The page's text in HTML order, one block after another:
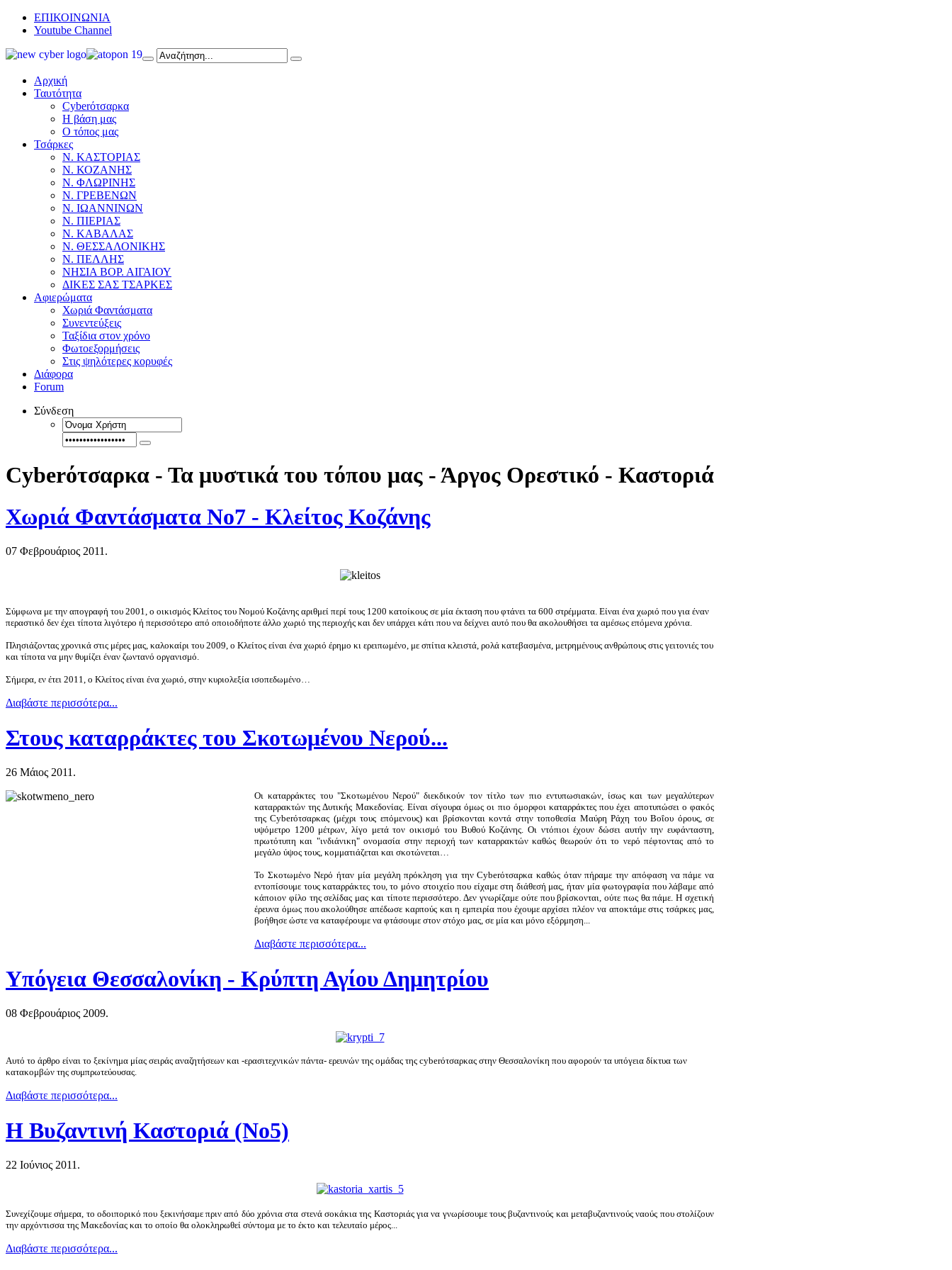
ΕΠΙΚΟΙΝΩΝΙΑ
Youtube Channel
Αρχική
Ταυτότητα
Cyberότσαρκα
Η βάση μας
Ο τόπος μας
Τσάρκες
Ν. ΚΑΣΤΟΡΙΑΣ
Ν. ΚΟΖΑΝΗΣ
Ν. ΦΛΩΡΙΝΗΣ
Ν. ΓΡΕΒΕΝΩΝ
Ν. ΙΩΑΝΝΙΝΩΝ
Ν. ΠΙΕΡΙΑΣ
Ν. ΚΑΒΑΛΑΣ
Ν. ΘΕΣΣΑΛΟΝΙΚΗΣ
Ν. ΠΕΛΛΗΣ
ΝΗΣΙΑ ΒΟΡ. ΑΙΓΑΙΟΥ
ΔΙΚΕΣ ΣΑΣ ΤΣΑΡΚΕΣ
Αφιερώματα
Χωριά Φαντάσματα
Συνεντεύξεις
Ταξίδια στον χρόνο
Φωτοεξορμήσεις
Στις ψηλότερες κορυφές
Διάφορα
Forum
Σύνδεση
Cyberότσαρκα - Τα μυστικά του τόπου μας - Άργος Ορεστικό - Καστοριά
Χωριά Φαντάσματα Νο7 - Κλείτος Κοζάνης
07 Φεβρουάριος 2011.
Σύμφωνα με την απογραφή του 2001, ο οικισμός Κλείτος του Νομού Κοζάνης αριθμεί περί τους 1200 κατοίκους σε μία έκταση που φτάνει τα 600 στρέμματα. Είναι ένα χωριό που για έναν
περαστικό δεν έχει τίποτα λιγότερο ή περισσότερο από οποιοδήποτε άλλο χωριό της περιοχής και δεν υπάρχει κάτι που να δείχνει αυτό που θα ακολουθήσει τα αμέσως επόμενα χρόνια.
Πλησιάζοντας χρονικά στις μέρες μας, καλοκαίρι του 2009, ο Κλείτος είναι ένα χωριό έρημο κι ερειπωμένο, με σπίτια κλειστά, ρολά κατεβασμένα, μετρημένους ανθρώπους στις γειτονιές του
και τίποτα να μην θυμίζει έναν ζωντανό οργανισμό.
Σήμερα, εν έτει 2011, ο Κλείτος είναι ένα χωριό, στην κυριολεξία ισοπεδωμένο…
Διαβάστε περισσότερα...
Στους καταρράκτες του Σκοτωμένου Νερού...
26 Μάιος 2011.
Οι καταρράκτες του "Σκοτωμένου Νερού" διεκδικούν τον τίτλο των πιο εντυπωσιακών, ίσως και των μεγαλύτερων
καταρρακτών της Δυτικής Μακεδονίας. Είναι σίγουρα όμως οι πιο όμορφοι καταρράκτες που έχει αποτυπώσει ο φακός
τηςCyberότσαρκας (μέχρι τους επόμενους) και βρίσκονται κοντά στην τοποθεσία Μαύρη Ράχη του Βοΐου όρους, σε
υψόμετρο 1200 μέτρων, λίγο μετά τον οικισμό του Βυθού Κοζάνης. Οι ντόπιοι έχουν δώσει αυτήν την ευφάνταστη,
πρωτότυπη και "ινδιάνικη" ονομασία στην περιοχή των καταρρακτών καθώς θεωρούν ότι το νερό πέφτοντας από το
μεγάλο ύψος τους, κομματιάζεται και σκοτώνεται…
Το Σκοτωμένο Νερό ήταν μία μεγάλη πρόκληση για τηνCyberότσαρκα καθώς όταν πήραμε την απόφαση να πάμε να
εντοπίσουμε τους καταρράκτες του, το μόνο στοιχείο που είχαμε στη διάθεσή μας, ήταν μία φωτογραφία που λάβαμε από
κάποιον φίλο της σελίδας μας και τίποτε περισσότερο. Δεν γνωρίζαμε ούτε που βρίσκονται, ούτε πως θα πάμε. Η σχετική
έρευνα όμως που ακολούθησε απέδωσε καρπούς και η εμπειρία που έχουμε αρχίσει πλέον να αποκτάμε στις τσάρκες μας,
βοήθησε ώστε να καταφέρουμε να φτάσουμε στον στόχο μας, σε μία και μόνο εξόρμηση...
Διαβάστε περισσότερα...
Υπόγεια Θεσσαλονίκη - Κρύπτη Αγίου Δημητρίου
08 Φεβρουάριος 2009.
Αυτό το άρθρο είναι το ξεκίνημα μίας σειράς αναζητήσεων και -ερασιτεχνικών πάντα- ερευνών της ομάδας της cyberότσαρκας στην Θεσσαλονίκη που αφορούν τα υπόγεια δίκτυα των
κατακομβών της συμπρωτεύουσας.
Διαβάστε περισσότερα...
Η Βυζαντινή Καστοριά (Νο5)
22 Ιούνιος 2011.
Συνεχίζουμε σήμερα, το οδοιπορικό που ξεκινήσαμε πριν από δύο χρόνια στα στενά σοκάκια της Καστοριάς για να γνωρίσουμε τους βυζαντινούς και μεταβυζαντινούς ναούς που στολίζουν
την αρχόντισσα της Μακεδονίας και το οποίο θα ολοκληρωθεί σύντομα με το έκτο και τελευταίο μέρος...
Διαβάστε περισσότερα...